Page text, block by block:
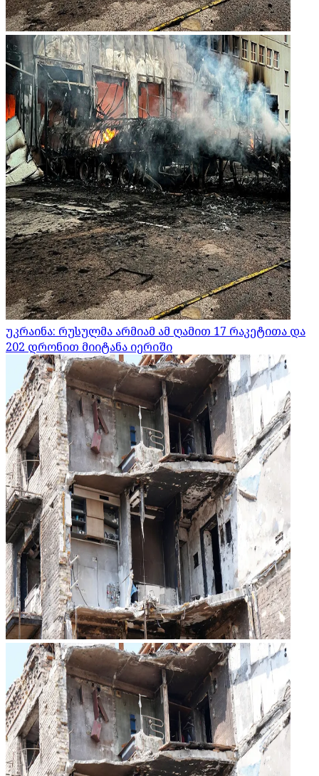
უკრაინა: რუსულმა არმიამ ამ ღამით 17 რაკეტითა და
202 დრონით მიიტანა იერიში